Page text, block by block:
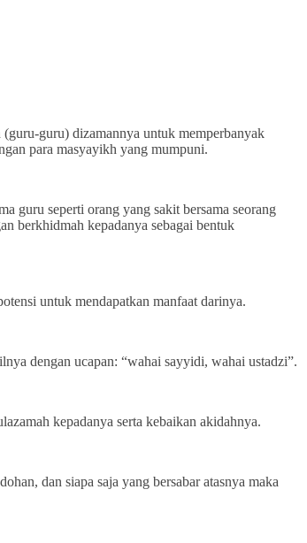
guru) dizamannya untuk memperbanyak
para masyayikh yang mumpuni.
guru seperti orang yang sakit bersama seorang
berkhidmah kepadanya sebagai bentuk
untuk mendapatkan manfaat darinya.
dengan ucapan: “wahai sayyidi, wahai ustadzi”.
kepadanya serta kebaikan akidahnya.
dan siapa saja yang bersabar atasnya maka